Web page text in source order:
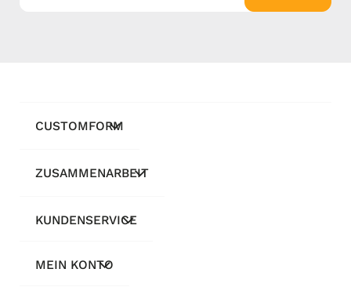
CUSTOMFORM
ZUSAMMENARBEIT
KUNDENSERVICE
MEIN KONTO